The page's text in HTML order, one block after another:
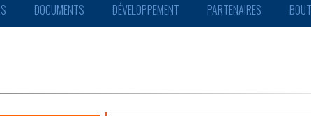
DOCUMENTS DÉVELOPPEMENT PARTENAIRES